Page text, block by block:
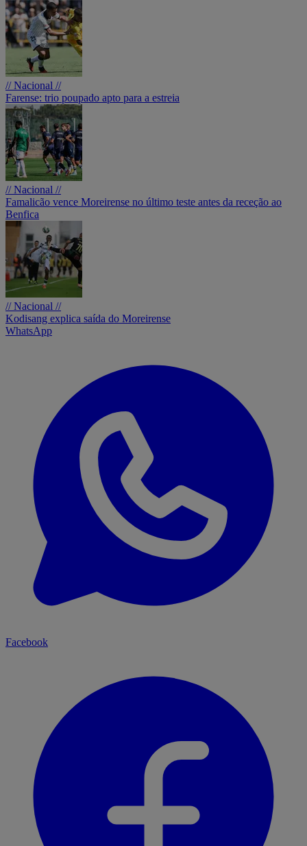
// Nacional //
Farense: trio poupado apto para a estreia
// Nacional //
Famalicão vence Moreirense no último teste antes da receção ao
Benfica
// Nacional //
Kodisang explica saída do Moreirense
WhatsApp
Facebook